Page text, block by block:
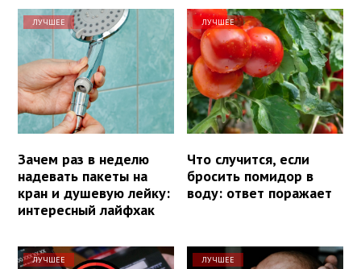
ЛУЧШЕЕ
Зачем раз в неделю
надевать пакеты на
кран и душевую лейку:
интересный лайфхак
ЛУЧШЕЕ
Что случится, если
бросить помидор в
воду: ответ поражает
ЛУЧШЕЕ ЛУЧШЕЕ